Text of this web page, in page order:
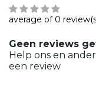
average of 0
Geen reviews
Help ons en
een review